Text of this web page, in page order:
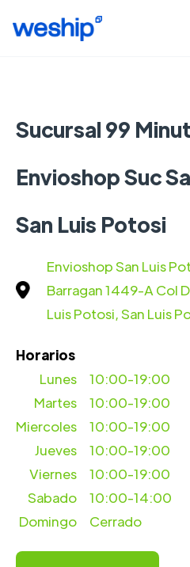
Sucursal 99
Envioshop Suc
San Luis Potosi
Envioshop San Luis
Barragan 1449-A Col
Luis Potosi, San Luis
Horarios
10:00-19:00
Martes
Miercoles
Lunes
10:00-19:00
10:00-19:00
Jueves
10:00-19:00
Viernes
10:00-19:00
Sabado
10:00-14:00
Domingo
Cerrado